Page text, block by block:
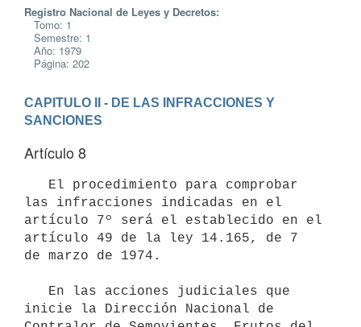
Registro Nacional de Leyes y Decretos:
Tomo: 1
Semestre: 1
Año: 1979
Página: 202
CAPITULO II - DE LAS INFRACCIONES Y
SANCIONES
Artículo 8
las infracciones indicadas en el
artículo 7º será el establecido en el
artículo 49 de la ley 14.165, de 7
de marzo de 1974.
inicie la Dirección Nacional de